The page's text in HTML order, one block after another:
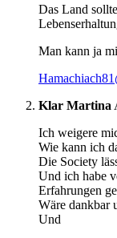
Das Land
Man kann ja
Klar Martina
Ich weigere
Wie kann ich
Die Society
Und ich habe
Erfahrungen
Wäre dankbar
Und